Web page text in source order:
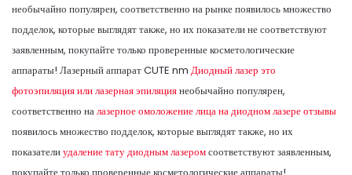
необычайно популярен, соответственно на рынке появилось множество
подделок, которые выглядят также, но их показатели не соответствуют
заявленным, покупайте только проверенные косметологические
аппараты! Лазерный аппарат CUTE nm Диодный лазер это
фотоэпиляция или лазерная эпиляциянеобычайно популярен,
соответственно налазерное омоложение лица на диодном лазере отзывы
появилось множество подделок, которые выглядят также, но их
показателиудаление тату диодным лазеромсоответствуют заявленным,